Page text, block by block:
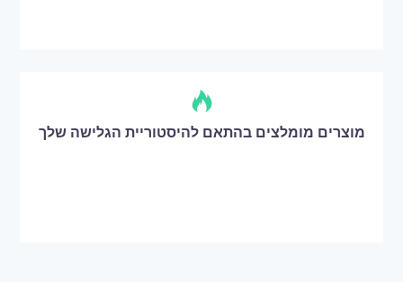
מוצרים מומלצים בהתאם להיסטוריית הגלישה שלך